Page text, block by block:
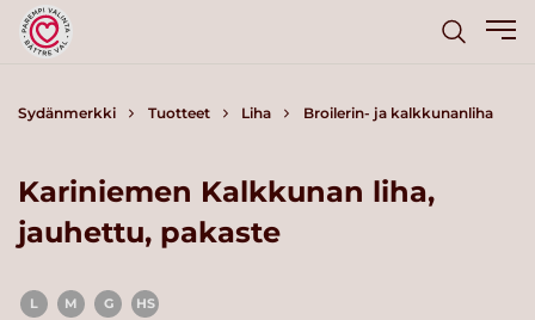
Sydänmerkki Tuotteet Liha Broilerin- ja kalkkunanliha
Kariniemen Kalkkunan liha,
jauhettu, pakaste
L M G HS